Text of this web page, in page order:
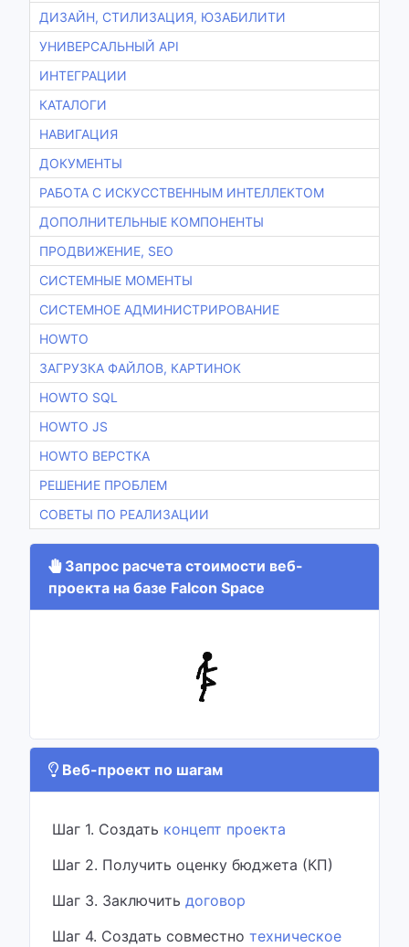
ДИЗАЙН, СТИЛИЗАЦИЯ, ЮЗАБИЛИТИ
УНИВЕРСАЛЬНЫЙ API
ИНТЕГРАЦИИ
КАТАЛОГИ
НАВИГАЦИЯ
ДОКУМЕНТЫ
РАБОТА С ИСКУССТВЕННЫМ ИНТЕЛЛЕКТОМ
ДОПОЛНИТЕЛЬНЫЕ КОМПОНЕНТЫ
ПРОДВИЖЕНИЕ, SEO
СИСТЕМНЫЕ МОМЕНТЫ
СИСТЕМНОЕ АДМИНИСТРИРОВАНИЕ
HOWTO
ЗАГРУЗКА ФАЙЛОВ, КАРТИНОК
HOWTO SQL
HOWTO JS
HOWTO ВЕРСТКА
РЕШЕНИЕ ПРОБЛЕМ
СОВЕТЫ ПО РЕАЛИЗАЦИИ
Запрос расчета стоимости веб-
проекта на базе Falcon Space
Веб-проект по шагам
Шаг 1. Создать концепт проекта
Шаг 2. Получить оценку бюджета (КП)
Шаг 3. Заключить договор
Шаг 4. Создать совместно техническое